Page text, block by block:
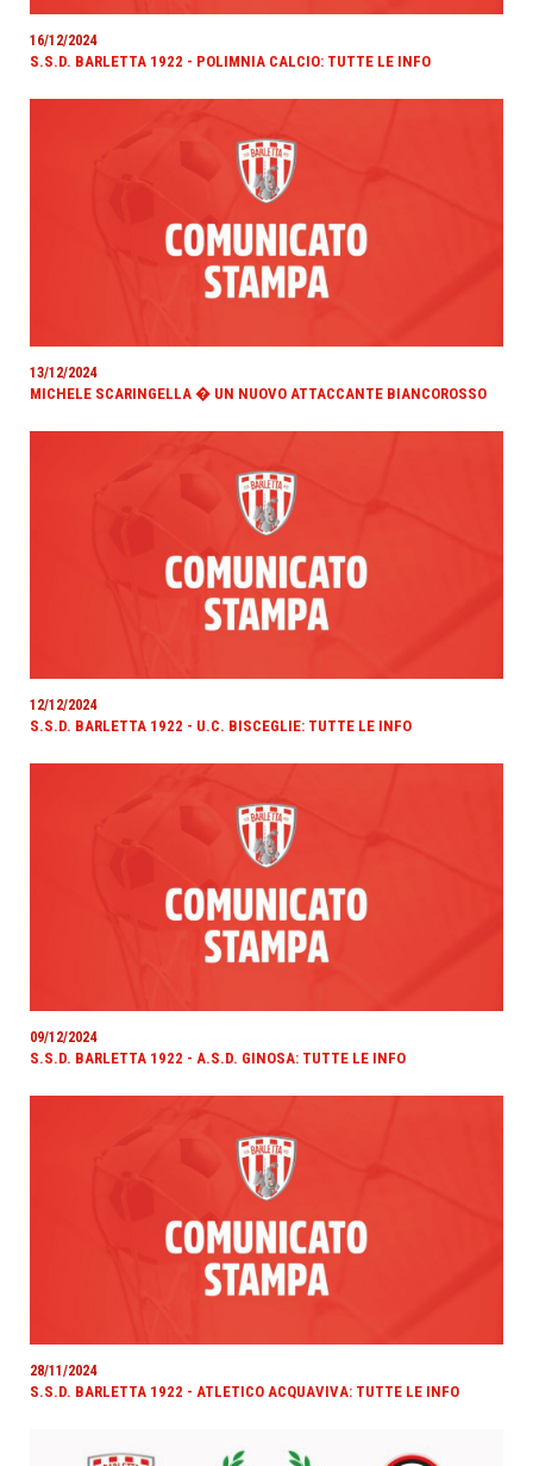
16/12/2024
S.S.D. BARLETTA 1922 - POLIMNIA CALCIO: TUTTE LE INFO
13/12/2024
MICHELE SCARINGELLA � UN NUOVO ATTACCANTE BIANCOROSSO
12/12/2024
S.S.D. BARLETTA 1922 - U.C. BISCEGLIE: TUTTE LE INFO
09/12/2024
S.S.D. BARLETTA 1922 - A.S.D. GINOSA: TUTTE LE INFO
28/11/2024
S.S.D. BARLETTA 1922 - ATLETICO ACQUAVIVA: TUTTE LE INFO